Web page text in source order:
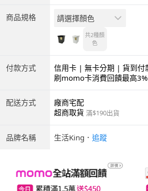
商品規格 請選擇顏色
共2種顏
色
付款方式
信用卡 | 無卡分期 | 貨到付
商付款 | ATM | 銀聯卡
刷momo卡消費回饋最高3%
配送方式
廠商宅配
超商取貨 滿$190出貨
品牌名稱 生活King ． 追蹤